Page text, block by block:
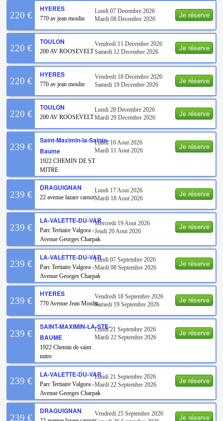
Je réserve
220 €
HYERES
770 av jean moulin
Lundi 07 Decembre 2026
Mardi 08 Decembre 2026
Je réserve
220 €
TOULON
200 AV ROOSEVELT
Vendredi 11 Decembre 2026
Samedi 12 Decembre 2026
Je réserve
220 €
HYERES
770 av jean moulin
Vendredi 18 Decembre 2026
Samedi 19 Decembre 2026
Je réserve
220 €
TOULON
200 AV ROOSEVELT
Lundi 28 Decembre 2026
Mardi 29 Decembre 2026
Je réserve
239 €
Saint-Maximin-la-Sainte-
Baume
1922 CHEMIN DE ST
MITRE
Lundi 10 Aout 2026
Mardi 11 Aout 2026
Je réserve
239 €
DRAGUIGNAN
22 avenue lazare carnot
Lundi 17 Aout 2026
Mardi 18 Aout 2026
Je réserve
239 €
LA-VALETTE-DU-VAR
Parc Tertiaire Valgora -
Avenue Georges Charpak
Mercredi 19 Aout 2026
Jeudi 20 Aout 2026
Je réserve
239 €
LA-VALETTE-DU-VAR
Parc Tertiaire Valgora -
Avenue Georges Charpak
Lundi 07 Septembre 2026
Mardi 08 Septembre 2026
Je réserve
239 €
HYERES
770 Avenue Jean Moulin
Vendredi 18 Septembre 2026
Samedi 19 Septembre 2026
Je réserve
239 €
SAINT-MAXIMIN-LA-STE-
BAUME
1922 Chemin de saint
mitre
Lundi 21 Septembre 2026
Mardi 22 Septembre 2026
Je réserve
239 €
LA-VALETTE-DU-VAR
Parc Tertiaire Valgora -
Avenue Georges Charpak
Lundi 21 Septembre 2026
Mardi 22 Septembre 2026
Je réserve
239 €
DRAGUIGNAN
Vendredi 25 Septembre 2026